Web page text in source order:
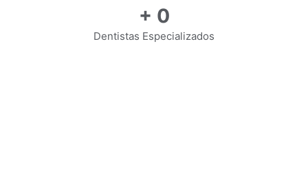
+ 0
Dentistas Especializados